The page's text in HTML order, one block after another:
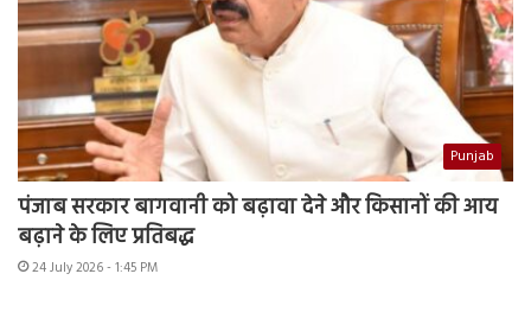
Punjab
पंजाब सरकार बागवानी को बढ़ावा देने और किसानों की आय
बढ़ाने के लिए प्रतिबद्ध
24 July 2026 - 1:45 PM